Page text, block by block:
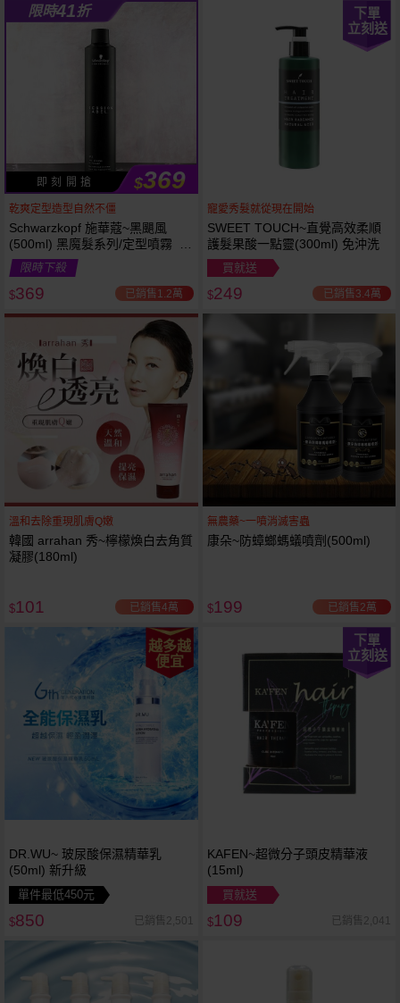
限時41折
即 刻 開 搶 $369
乾爽定型造型自然不僵
Schwarzkopf 施華蔻~黑颶風
(500ml) 黑魔髮系列/定型噴霧 施
華寇
限時下殺
$369 已銷售1.2萬
下單
立刻送
寵愛秀髮就從現在開始
SWEET TOUCH~直覺高效柔順
護髮果酸一點靈(300ml) 免沖洗
買就送
$249 已銷售3.4萬
溫和去除重現肌膚Q嫩
韓國 arrahan 秀~檸檬煥白去角質
凝膠(180ml)
$101 已銷售4萬
無農藥~一噴消滅害蟲
康朵~防蟑螂螞蟻噴劑(500ml)
$199 已銷售2萬
越多越
便宜
DR.WU~ 玻尿酸保濕精華乳
(50ml) 新升級
單件最低450元
$850 已銷售2,501
下單
立刻送
KAFEN~超微分子頭皮精華液
(15ml)
買就送
$109 已銷售2,041